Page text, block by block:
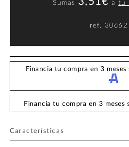
Sumas atu
ref. 30662
Financia tu compra en 3
Financia tu compra en 3 meses
Características